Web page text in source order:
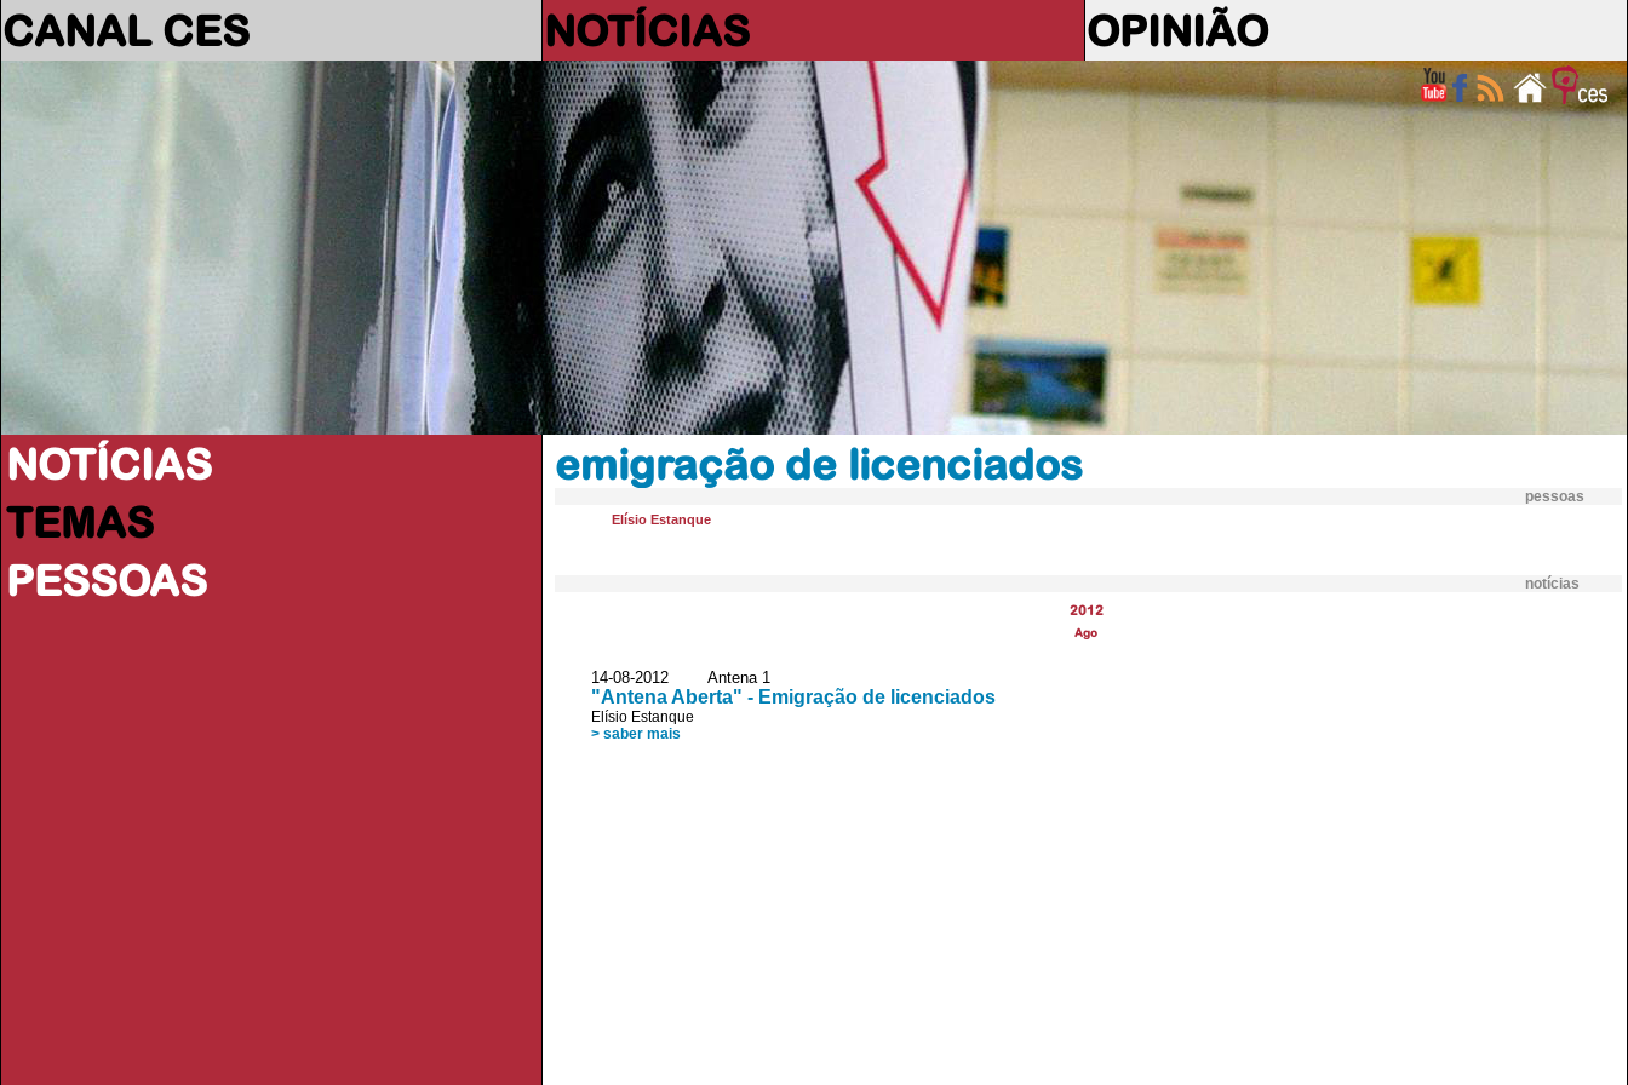
CANAL CES NOTÍCIAS OPINIÃO
NOTÍCIAS
TEMAS
PESSOAS
emigração de licenciados
pessoas
Elísio Estanque
notícias
2012
Ago
14-08-2012 Antena 1
"Antena Aberta" - Emigração de licenciados
Elísio Estanque
> saber mais